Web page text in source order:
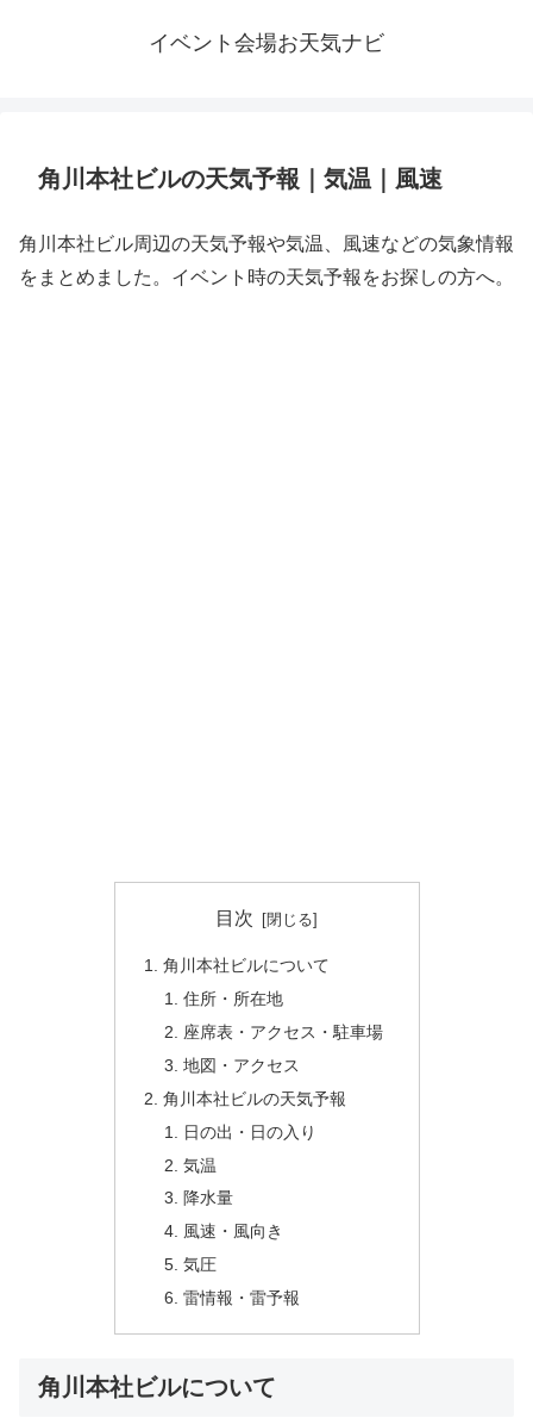
イベント会場お天気ナビ
角川本社ビルの天気予報｜気温｜風速
角川本社ビル周辺の天気予報や気温、風速などの気象情報
をまとめました。イベント時の天気予報をお探しの方へ。
目次
角川本社ビルについて
住所・所在地
座席表・アクセス・駐車場
地図・アクセス
角川本社ビルの天気予報
日の出・日の入り
気温
降水量
風速・風向き
気圧
雷情報・雷予報
角川本社ビルについて